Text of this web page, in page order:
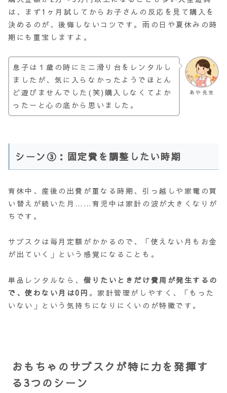
は、まず1ヶ月試してからお子さんの反応を見て購入を
決めるのが、後悔しないコツです。雨の日や夏休みの時
期にも重宝しますよ。
あや先生
息子は１歳の時にミニ滑り台をレンタルし
ましたが、気に入らなかったようでほとん
ど遊びませんでした(笑)購入しなくてよか
ったーと心の底から思いました。
シーン③：固定費を調整したい時期
育休中、産後の出費が重なる時期、引っ越しや家電の買
い替えが続いた月……育児中は家計の波が大きくなりが
ちです。
サブスクは毎月定額がかかるので、「使えない月もお金
が出ていく」という感覚になることも。
単品レンタルなら、借りたいときだけ費用が発生するの
で、使わない月は0円 。家計管理がしやすく、「もった
いない」という気持ちになりにくいのが特徴です。
おもちゃのサブスクが特に力を発揮す
る3つのシーン